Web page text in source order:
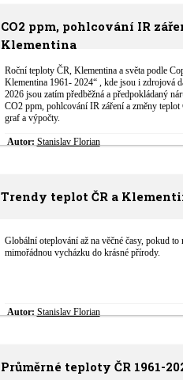
CO2 ppm, pohlcování IR
Klementina
Roční teploty ČR, Klementina a světa podle
Klementina 1961- 2024“ , kde jsou i zdrojová
2026 jsou zatím předběžná a předpokládaný
CO2 ppm, pohlcování IR záření a změny
graf a výpočty.
Autor: Stanislav Florian
Trendy teplot ČR a
Globální oteplování až na věčné časy, pokud
mimořádnou vycházku do krásné přírody.
Autor: Stanislav Florian
Průměrné teploty ČR 1961-